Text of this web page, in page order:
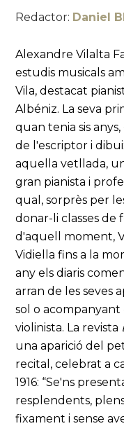
Redactor: Daniel
Alexandre Vilalta
estudis musicals
Vila, destacat
Albéniz. La seva
quan tenia sis
de l'escriptor i
aquella vetllada,
gran pianista i
qual, sorprès per
donar-li classes de
d'aquell moment,
Vidiella fins a la
any els diaris
arran de les seves
sol o
violinista. La revista
una aparició del
recital, celebrat a
1916: “Se'ns
resplendents,
fixament i sense